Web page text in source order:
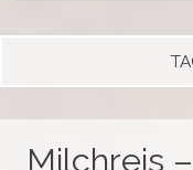
Milchreis